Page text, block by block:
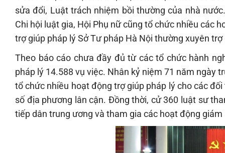
sửa đổi, Luật trách nhiệm bồi thường của nhà
Chi hội luật gia, Hội Phụ nữ cũng tổ chức nhiều các
trợ giúp pháp lý Sở Tư pháp Hà Nội thường xuyên trợ
Theo báo cáo chưa đầy đủ từ các tổ chức hành
pháp lý 14.588 vụ việc. Nhân kỷ niệm 71 năm ngày
tổ chức nhiều hoạt động trợ giúp pháp lý cho các
số địa phương lân cận. Đồng thời, cử 360 luật sư
tiếp dân trung ương và tham gia các hoạt động